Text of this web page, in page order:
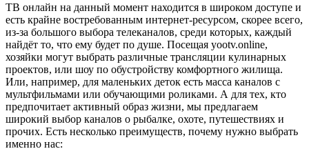
ТВ онлайн на данный момент находится в широком доступе и
есть крайне востребованным интернет-ресурсом, скорее всего,
из-за большого выбора телеканалов, среди которых, каждый
найдёт то, что ему будет по душе. Посещая yootv.online,
хозяйки могут выбрать различные трансляции кулинарных
проектов, или шоу по обустройству комфортного жилища.
Или, например, для маленьких деток есть масса каналов с
мультфильмами или обучающими роликами. А для тех, кто
предпочитает активный образ жизни, мы предлагаем
широкий выбор каналов о рыбалке, охоте, путешествиях и
прочих. Есть несколько преимуществ, почему нужно выбрать
именно нас: